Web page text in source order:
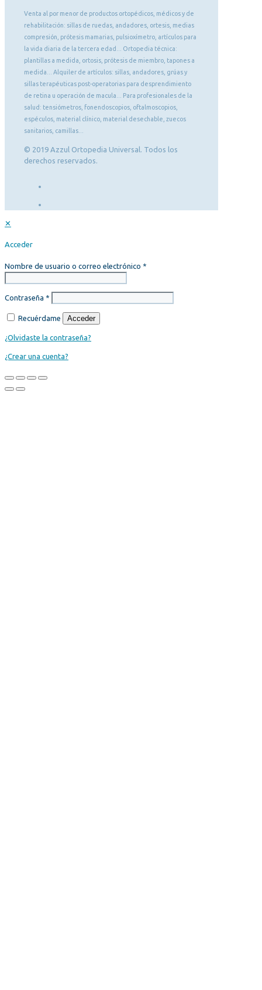
Venta al por menor de productos ortopédicos, médicos y de
rehabilitación: sillas de ruedas, andadores, ortesis, medias
compresión, prótesis mamarias, pulsioxímetro, artículos para
la vida diaria de la tercera edad... Ortopedia técnica:
plantillas a medida, ortosis, prótesis de miembro, tapones a
medida... Alquiler de artículos: sillas, andadores, grúas y
sillas terapéuticas post-operatorias para desprendimiento
de retina u operación de macula... Para profesionales de la
salud: tensiómetros, fonendoscopios, oftalmoscopios,
espéculos, material clínico, material desechable, zuecos
sanitarios, camillas...
© 2019 Azzul Ortopedia Universal. Todos los
derechos reservados.
✕
Acceder
Nombre de usuario o correo electrónico *
Contraseña *
Recuérdame Acceder
¿Olvidaste la contraseña?
¿Crear una cuenta?